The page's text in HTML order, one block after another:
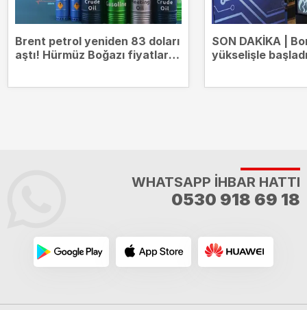
Brent petrol yeniden 83 doları
aştı! Hürmüz Boğazı fiyatları
SON DAKİKA |
yükselişle
WHATSAPP İHBAR HATTI
0530 918 69 18